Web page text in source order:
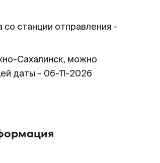
станции отправления -
Сахалинск, можно
даты - 06-11-2026